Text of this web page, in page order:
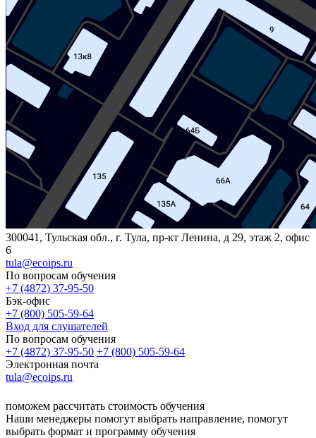
300041, Тульская обл., г. Тула, пр-кт Ленина, д 29, этаж 2, офис
6
tula@ecoips.ru
По вопросам обучения
+7 (4872) 37-95-50
Бэк-офис
+7 (800) 505-59-64
Вход для слушателей
По вопросам обучения
+7 (4872) 37-95-50 +7 (800) 505-59-64
Электронная почта
tula@ecoips.ru
поможем рассчитать стоимость обучения
Наши менеджеры помогут выбрать направление, помогут
выбрать формат и программу обучения